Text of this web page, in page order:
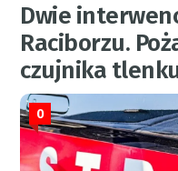
Dwie
Raciborzu.
czujnika
0